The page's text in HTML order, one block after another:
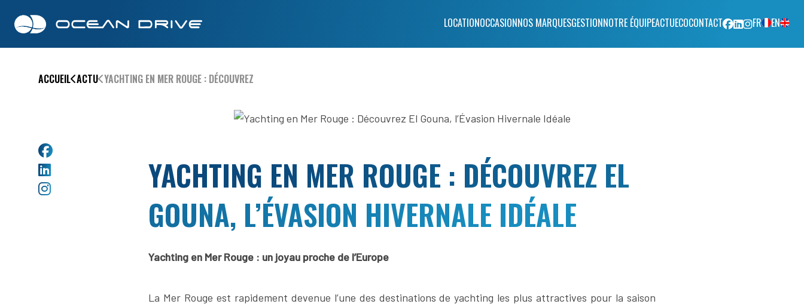
LOCATIONOCCASIONNOS MARQUESGESTIONNOTRE ÉQUIPEACTUECOCONTACTFACEBOOK
LINKEDIN
INSTAGRAM
FR EN
ACCUEIL ACTU YACHTING EN MER ROUGE : DÉCOUVREZ
Partager sur Facebook
Partager sur Linkedin
Partager sur Twitter
YACHTING EN MER ROUGE : DÉCOUVREZ EL
GOUNA, L’ÉVASION HIVERNALE IDÉALE
Yachting en Mer Rouge : un joyau proche de l’Europe
La Mer Rouge est rapidement devenue l’une des destinations de yachting les plus attractives pour la saison